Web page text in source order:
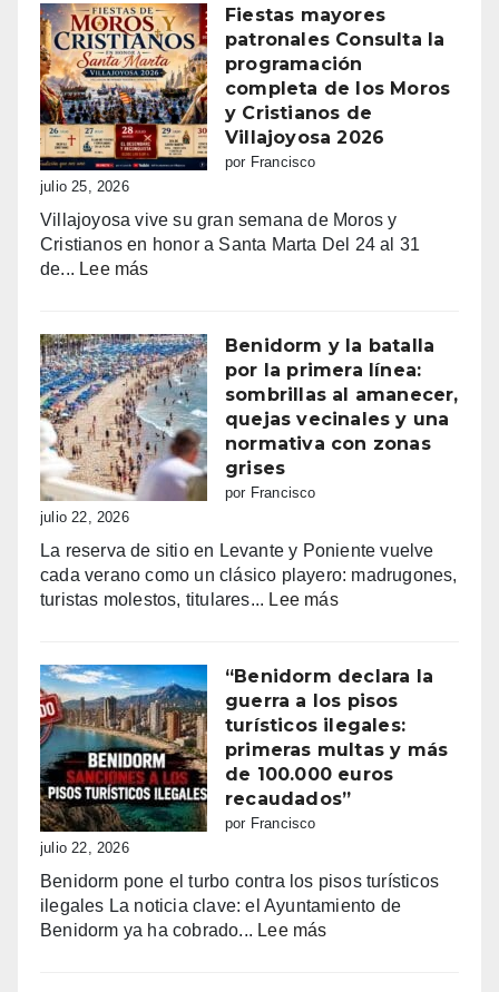
con
Sant
Jaume:
un
día
grande
de
fe,
y
emoción
Fiestas mayores
patronales Consulta la
programación
completa de los Moros
y Cristianos de
Villajoyosa 2026
por Francisco
julio 25, 2026
Villajoyosa vive su gran semana de Moros y
Cristianos en honor a Santa Marta Del 24 al 31
de... Lee más:
patronales
Consulta
la
programación
completa
de
Cristianos
de
Villajoyosa
Benidorm y la batalla
por la primera línea:
sombrillas al amanecer,
quejas vecinales y una
normativa con zonas
grises
por Francisco
julio 22, 2026
La reserva de sitio en Levante y Poniente vuelve
cada verano como un clásico playero: madrugones,
turistas molestos, titulares... Lee más:
la
batalla
por
la
primera
línea:
quejas
vecinales
“Benidorm declara la
guerra a los pisos
turísticos ilegales:
primeras multas y más
de 100.000 euros
recaudados”
por Francisco
julio 22, 2026
Benidorm pone el turbo contra los pisos turísticos
ilegales La noticia clave: el Ayuntamiento de
Benidorm ya ha cobrado... Lee más: